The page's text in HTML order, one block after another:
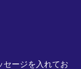
ージを入れてお